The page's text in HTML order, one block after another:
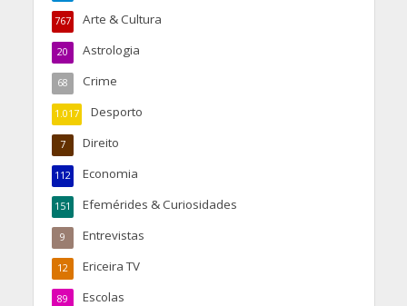
Arte & Cultura
767
Astrologia
20
Crime
68
Desporto
1.017
Direito
7
Economia
112
Efemérides & Curiosidades
151
Entrevistas
9
Ericeira TV
12
Escolas
89